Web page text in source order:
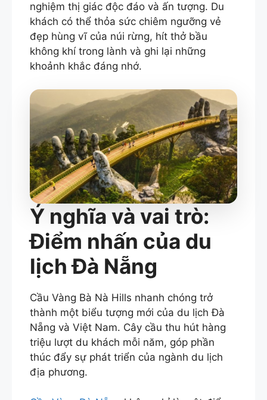
nghiệm thị giác độc đáo và ấn tượng. Du
khách có thể thỏa sức chiêm ngưỡng vẻ
đẹp hùng vĩ của núi rừng, hít thở bầu
không khí trong lành và ghi lại những
khoảnh khắc đáng nhớ.
Ý nghĩa và vai trò:
Điểm nhấn của du
lịch Đà Nẵng
Cầu Vàng Bà Nà Hills nhanh chóng trở
thành một biểu tượng mới của du lịch Đà
Nẵng và Việt Nam. Cây cầu thu hút hàng
triệu lượt du khách mỗi năm, góp phần
thúc đẩy sự phát triển của ngành du lịch
địa phương.